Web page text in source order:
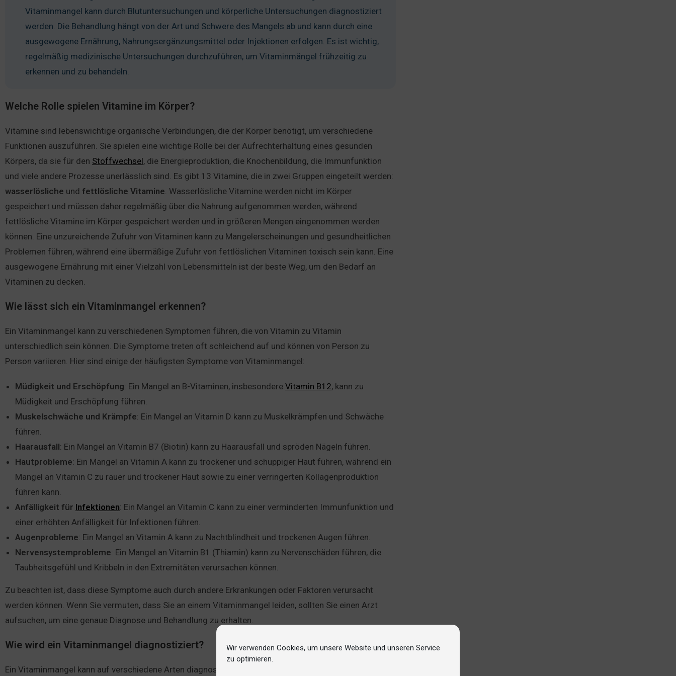
Wir verwenden Cookies, um unsere Website und unseren Service
zu optimieren.
Vitaminmangel kann durch Blutuntersuchungen und körperliche Untersuchungen diagnostiziert
werden. Die Behandlung hängt von der Art und Schwere des Mangels ab und kann durch eine
ausgewogene Ernährung, Nahrungsergänzungsmittel oder Injektionen erfolgen. Es ist wichtig,
regelmäßig medizinische Untersuchungen durchzuführen, um Vitaminmängel frühzeitig zu
erkennen und zu behandeln.
Welche Rolle spielen Vitamine im Körper?
Vitamine sind lebenswichtige organische Verbindungen, die der Körper benötigt, um verschiedene
Funktionen auszuführen. Sie spielen eine wichtige Rolle bei der Aufrechterhaltung eines gesunden
Körpers, da sie für den Stoffwechsel, die Energieproduktion, die Knochenbildung, die Immunfunktion
und viele andere Prozesse unerlässlich sind. Es gibt 13 Vitamine, die in zwei Gruppen eingeteilt werden:
wasserlösliche und fettlösliche Vitamine. Wasserlösliche Vitamine werden nicht im Körper
gespeichert und müssen daher regelmäßig über die Nahrung aufgenommen werden, während
fettlösliche Vitamine im Körper gespeichert werden und in größeren Mengen eingenommen werden
können. Eine unzureichende Zufuhr von Vitaminen kann zu Mangelerscheinungen und gesundheitlichen
Problemen führen, während eine übermäßige Zufuhr von fettlöslichen Vitaminen toxisch sein kann. Eine
ausgewogene Ernährung mit einer Vielzahl von Lebensmitteln ist der beste Weg, um den Bedarf an
Vitaminen zu decken.
Wie lässt sich ein Vitaminmangel erkennen?
Ein Vitaminmangel kann zu verschiedenen Symptomen führen, die von Vitamin zu Vitamin
unterschiedlich sein können. Die Symptome treten oft schleichend auf und können von Person zu
Person variieren. Hier sind einige der häufigsten Symptome von Vitaminmangel:
Müdigkeit und Erschöpfung: Ein Mangel an B-Vitaminen, insbesondere Vitamin B12, kann zu
Müdigkeit und Erschöpfung führen.
Muskelschwäche und Krämpfe: Ein Mangel an Vitamin D kann zu Muskelkrämpfen und Schwäche
führen.
Haarausfall: Ein Mangel an Vitamin B7 (Biotin) kann zu Haarausfall und spröden Nägeln führen.
Hautprobleme: Ein Mangel an Vitamin A kann zu trockener und schuppiger Haut führen, während ein
Mangel an Vitamin C zu rauer und trockener Haut sowie zu einer verringerten Kollagenproduktion
führen kann.
Anfälligkeit für Infektionen: Ein Mangel an Vitamin C kann zu einer verminderten Immunfunktion und
einer erhöhten Anfälligkeit für Infektionen führen.
Augenprobleme: Ein Mangel an Vitamin A kann zu Nachtblindheit und trockenen Augen führen.
Nervensystemprobleme: Ein Mangel an Vitamin B1 (Thiamin) kann zu Nervenschäden führen, die
Taubheitsgefühl und Kribbeln in den Extremitäten verursachen können.
Zu beachten ist, dass diese Symptome auch durch andere Erkrankungen oder Faktoren verursacht
werden können. Wenn Sie vermuten, dass Sie an einem Vitaminmangel leiden, sollten Sie einen Arzt
aufsuchen, um eine genaue Diagnose und Behandlung zu erhalten.
Wie wird ein Vitaminmangel diagnostiziert?
Ein Vitaminmangel kann auf verschiedene Arten diagnostiziert werden. Die häufigste Methode ist die